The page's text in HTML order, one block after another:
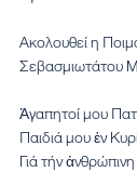
Ακολουθεί η
Σεβασμιωτάτου
Ἀγαπητοί μου
Παιδιά μου ἐν
Γιά τήν